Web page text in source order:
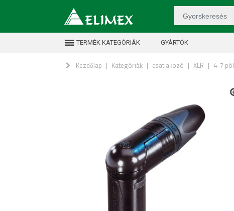
TERMÉK KATEGÓRIÁK GYÁRTÓK
Kezdőlap | Kategóriák | csatlakozó | XLR | 4-7